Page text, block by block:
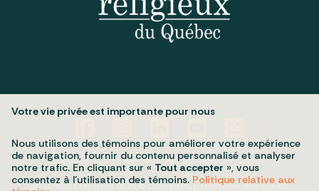
Politique de confidentialitéMes préférences cookies
Tous droits réservés 2026 © Conseil du patrimoine religieux du
Votre vie privée est importante pour nous
Nous utilisons des témoins pour améliorer votre expérience
de navigation, fournir du contenu personnalisé et analyser
notre trafic. En cliquant sur « Tout accepter », vous
consentez à l’utilisation des témoins. Politique relative aux